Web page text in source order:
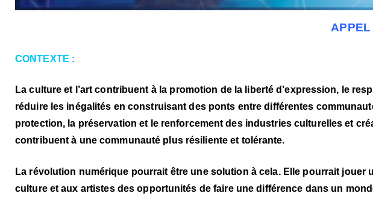
APPEL
CONTEXTE :
La culture et l’art contribuent à la promotion de la liberté d’expression, le
réduire les inégalités en construisant des ponts entre différentes
protection, la préservation et le renforcement des industries culturelles et
contribuent à une communauté plus résiliente et tolérante.
La révolution numérique pourrait être une solution à cela. Elle pourrait jouer
culture et aux artistes des opportunités de faire une différence dans un